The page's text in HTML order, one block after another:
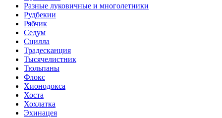
Разные луковичные и многолетники
Рудбекии
Рябчик
Седум
Сцилла
Традесканция
Тысячелистник
Тюльпаны
Флокс
Хионодокса
Хоста
Хохлатка
Эхинацея